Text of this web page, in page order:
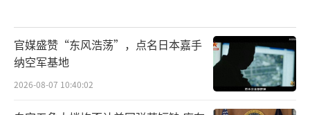
围绕格陵兰岛的博弈将走向何方尚不可
知，但历史早已证明，妥协换不来真正的安
全。（责任编辑：张蕾 TT0001）
官媒盛赞“东风浩荡”，点名日本嘉手
纳空军基地
2026-08-07 10:40:02